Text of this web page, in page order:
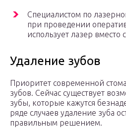
Специалистом по
при проведении
использует лазер вместо
Удаление зубов
Приоритет современной
зубов. Сейчас существует
зубы, которые кажутся
ряде случаев удаление зуба
правильным решением.